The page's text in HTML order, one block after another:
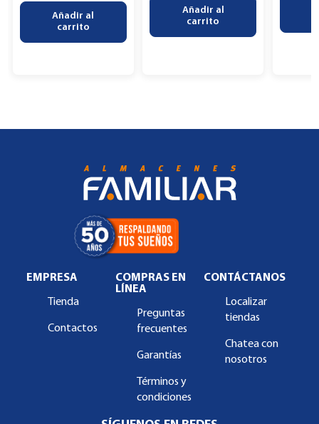
Añadir al
carrito
Añadir al
carrito
EMPRESA
Tienda
Contactos
COMPRAS EN
LÍNEA
Preguntas
frecuentes
Garantías
Términos y
condiciones
CONTÁCTANOS
Localizar
tiendas
Chatea con
nosotros